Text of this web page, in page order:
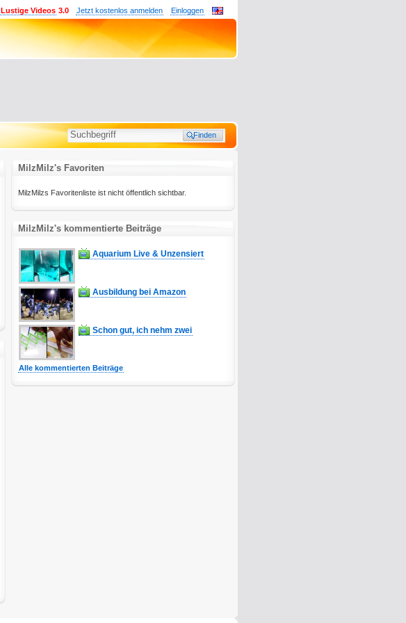
Einloggen
Jetzt kostenlos anmelden
Lustige Videos 3.0
MilzMilz's Favoriten
MilzMilzs Favoritenliste ist nicht öffentlich sichtbar.
MilzMilz's kommentierte Beiträge
Aquarium Live & Unzensiert
Ausbildung bei Amazon
Schon gut, ich nehm zwei
Alle kommentierten Beiträge